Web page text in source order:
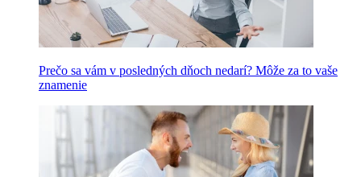
Prečo sa vám v posledných dňoch nedarí? Môže za to vaše
znamenie